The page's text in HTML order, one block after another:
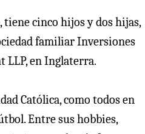
tiene cinco hijos y dos hijas,
familiar Inversiones
LLP, en Inglaterra.
Católica, como todos en
Entre sus hobbies,